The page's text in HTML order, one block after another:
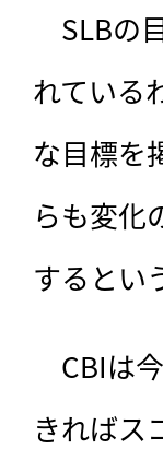
SLBの
れている
な目標を
らも変化
するとい
CBIは
きればス